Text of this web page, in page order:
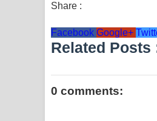
Share :
Facebook Google+
Related Posts
0 comments: